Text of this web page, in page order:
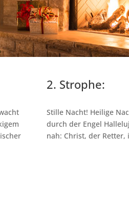
2. Strophe:
Stille Nacht! Heilige
durch der Engel
nah: Christ, der Retter,